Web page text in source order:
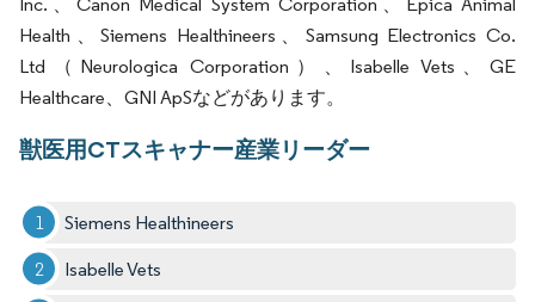
Health、Siemens Healthineers、Samsung Electronics Co.
Ltd（Neurologica Corporation）、Isabelle Vets、GE
Healthcare、GNI ApSなどがあります。
獣医用CTスキャナー産業リーダー
Siemens Healthineers
Isabelle Vets